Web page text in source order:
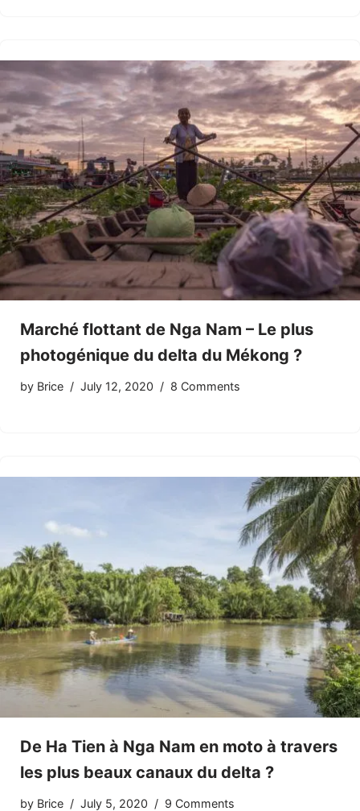
Marché flottant de Nga Nam – Le plus
photogénique du delta du Mékong ?
by Brice July 12, 2020 8 Comments
De Ha Tien à Nga Nam en moto à travers
les plus beaux canaux du delta ?
by Brice July 5, 2020 9 Comments